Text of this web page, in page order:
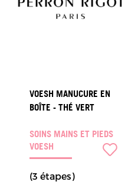
VOESH MANUCURE EN
BOÎTE - THÉ VERT
SOINS MAINS ET PIEDS
VOESH
(3 étapes)